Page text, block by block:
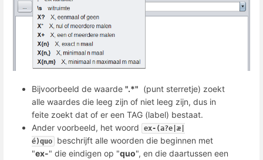
Bijvoorbeeld de waarde ".*" (punt sterretje) zoekt
alle waardes die leeg zijn of niet leeg zijn, dus in
feite zoekt dat of er een TAG (label) bestaat.
Ander voorbeeld, het woord
ex-(a?e|æ|
é)quo
beschrijft alle woorden die beginnen met
"ex-" die eindigen op "quo", en die daartussen een